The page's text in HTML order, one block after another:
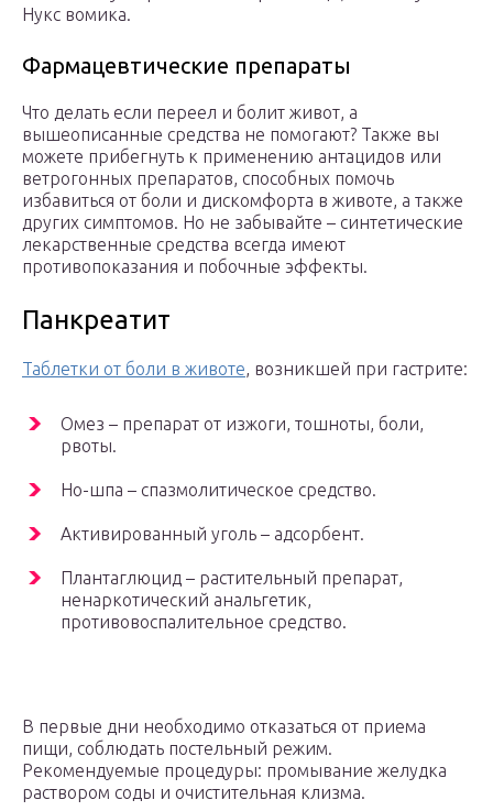
Нукс вомика.
Фармацевтические препараты
Что делать если переел и болит живот, а
вышеописанные средства не помогают? Также вы
можете прибегнуть к применению антацидов или
ветрогонных препаратов, способных помочь
избавиться от боли и дискомфорта в животе, а также
других симптомов. Но не забывайте – синтетические
лекарственные средства всегда имеют
противопоказания и побочные эффекты.
Панкреатит
Таблетки от боли в животе, возникшей при гастрите:
Омез – препарат от изжоги, тошноты, боли,
рвоты.
Но-шпа – спазмолитическое средство.
Активированный уголь – адсорбент.
Плантаглюцид – растительный препарат,
ненаркотический анальгетик,
противовоспалительное средство.
В первые дни необходимо отказаться от приема
пищи, соблюдать постельный режим.
Рекомендуемые процедуры: промывание желудка
раствором соды и очистительная клизма.